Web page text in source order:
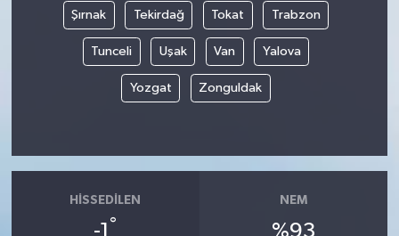
Şırnak Tekirdağ Tokat Trabzon
Tunceli Uşak Van Yalova
Yozgat Zonguldak
HISSEDILEN
-1 °
NEM
%93